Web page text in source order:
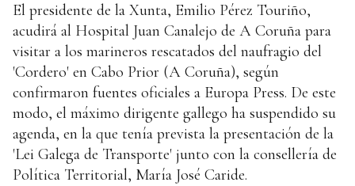
El presidente de la Xunta, Emilio Pérez Touriño,
acudirá al Hospital Juan Canalejo de A Coruña para
visitar a los marineros rescatados del naufragio del
'Cordero' en Cabo Prior (A Coruña), según
confirmaron fuentes oficiales a Europa Press. De este
modo, el máximo dirigente gallego ha suspendido su
agenda, en la que tenía prevista la presentación de la
'Lei Galega de Transporte' junto con la consellería de
Política Territorial, María José Caride.